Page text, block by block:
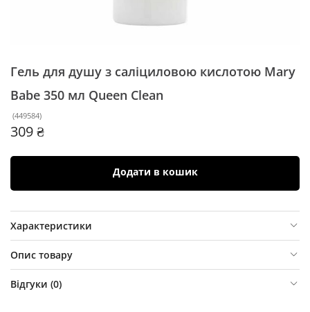
Гель для душу з саліциловою кислотою Mary
Babe 350 мл Queen Clean
(449584)
309 ₴
Додати в кошик
Характеристики
Опис товару
Відгуки (0)